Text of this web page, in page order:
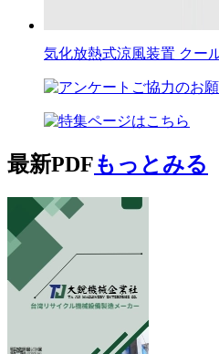
気化放熱式涼風装置 クー
最新PDFもっとみる